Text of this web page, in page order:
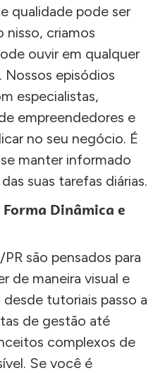
qualidade pode ser
nisso, criamos
ouvir em qualquer
Nossos episódios
especialistas,
empreendedores e
no seu negócio. É
manter informado
suas tarefas diárias.
Dinâmica e
são pensados para
de maneira visual e
tutoriais passo a
de gestão até
complexos de
Se você é